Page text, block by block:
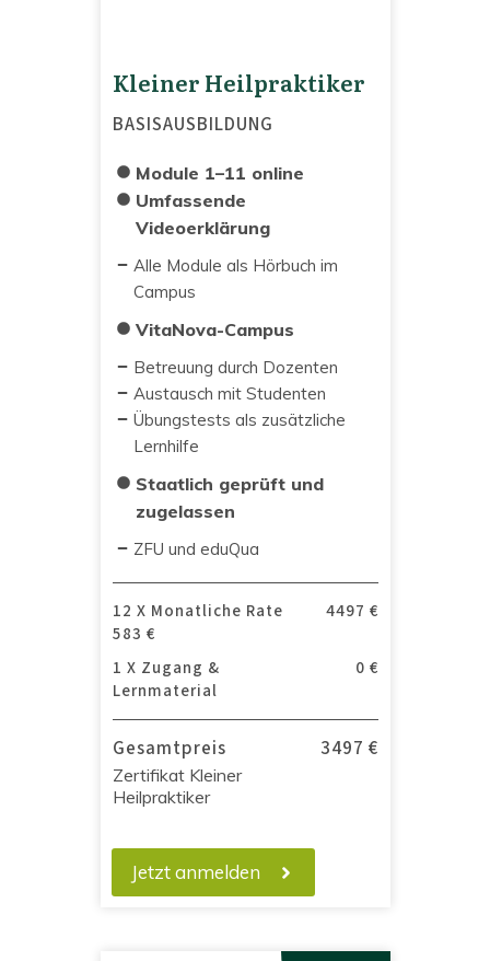
Kleiner Heilpraktiker
BASISAUSBILDUNG
Module 1–11 online
Umfassende
Videoerklärung
Alle Module als Hörbuch im
Campus
VitaNova-Campus
Betreuung durch Dozenten
Austausch mit Studenten
Übungstests als zusätzliche
Lernhilfe
Staatlich geprüft und
zugelassen
ZFU und eduQua
12 X Monatliche Rate
583 €
4497 €
1 X Zugang &
Lernmaterial
0 €
Gesamtpreis
Zertifikat Kleiner
Heilpraktiker
3497 €
Jetzt anmelden